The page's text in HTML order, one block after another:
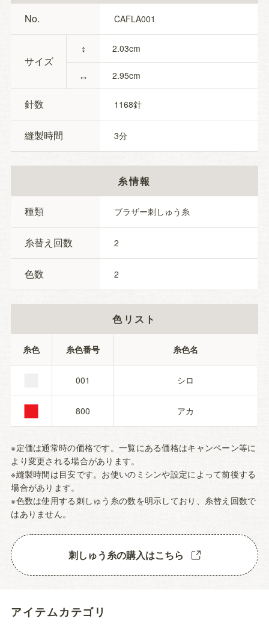
No. CAFLA001
サイズ
↕
↔
2.03
2.95
針数 1168
縫製時間 3
糸情報
種類 ブラザー刺しゅう糸
糸替え回数 2
色数 2
色リスト
糸色 糸色番号 糸色名
■ 001 シロ
■ 800 アカ
※定価は通常時の価格です。一覧にある価格はキャンペーン等に
より変更される場合があります。
※縫製時間は目安です。お使いのミシンや設定によって前後する
場合があります。
※色数は使用する刺しゅう糸の数を明示しており、糸替え回数で
はありません。
刺しゅう糸の購入はこちら
アイテムカテゴリ